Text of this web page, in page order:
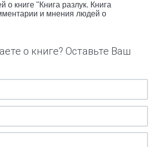
о книге "Книга разлук. Книга
и мнения людей о
о книге? Оставьте Ваш